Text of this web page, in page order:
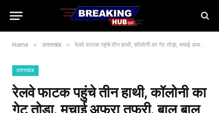
Home » उत्तराखंड » रेलवे फाटक पहुंचे तीन हाथी, कॉलोनी का गेट तोड़ा, मचाई अफरा तफरी, बाल बाल बचे बच्चे
उत्तराखंड
रेलवे फाटक पहुंचे तीन हाथी, कॉलोनी का
गेट तोड़ा, मचाई अफरा तफरी, बाल बाल